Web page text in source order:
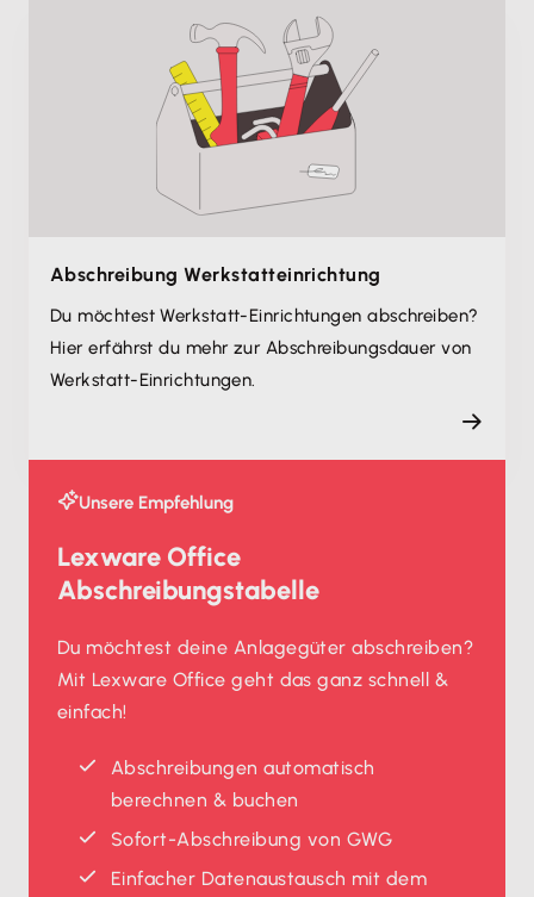
Abschreibung Werkstatteinrichtung
Du möchtest Werkstatt-Einrichtungen abschreiben?
Hier erfährst du mehr zur Abschreibungsdauer von
Werkstatt-Einrichtungen.
Unsere Empfehlung
Lexware Office
Abschreibungstabelle
Du möchtest deine Anlagegüter abschreiben?
Mit Lexware Office geht das ganz schnell &
einfach!
Abschreibungen automatisch
berechnen & buchen
Sofort-Abschreibung von GWG
Einfacher Datenaustausch mit dem